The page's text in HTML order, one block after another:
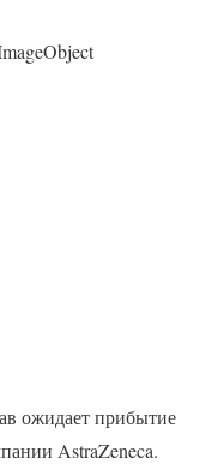
ожидает прибытие
AstraZeneca.